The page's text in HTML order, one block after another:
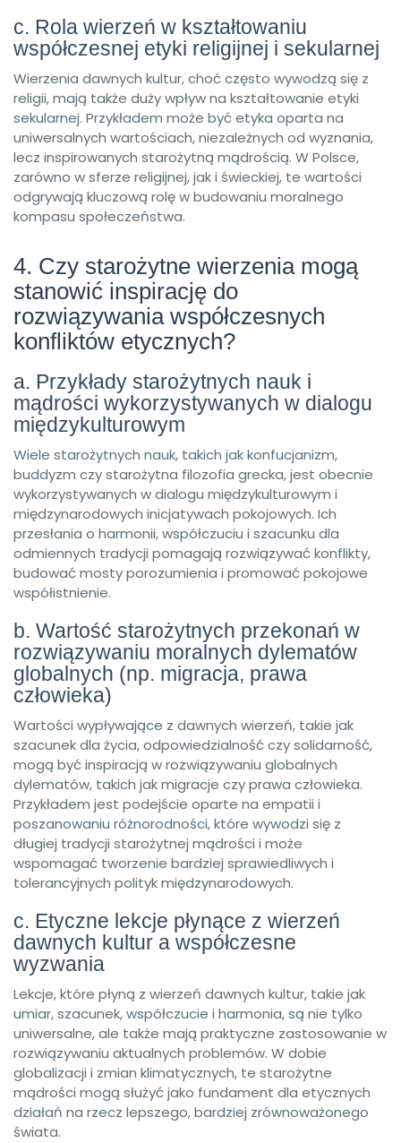
c. Rola wierzeń w kształtowaniu
współczesnej etyki religijnej i sekularnej
Wierzenia dawnych kultur, choć często wywodzą się z
religii, mają także duży wpływ na kształtowanie etyki
sekularnej. Przykładem może być etyka oparta na
uniwersalnych wartościach, niezależnych od wyznania,
lecz inspirowanych starożytną mądrością. W Polsce,
zarówno w sferze religijnej, jak i świeckiej, te wartości
odgrywają kluczową rolę w budowaniu moralnego
kompasu społeczeństwa.
4. Czy starożytne wierzenia mogą
stanowić inspirację do
rozwiązywania współczesnych
konfliktów etycznych?
a. Przykłady starożytnych nauk i
mądrości wykorzystywanych w dialogu
międzykulturowym
Wiele starożytnych nauk, takich jak konfucjanizm,
buddyzm czy starożytna filozofia grecka, jest obecnie
wykorzystywanych w dialogu międzykulturowym i
międzynarodowych inicjatywach pokojowych. Ich
przesłania o harmonii, współczuciu i szacunku dla
odmiennych tradycji pomagają rozwiązywać konflikty,
budować mosty porozumienia i promować pokojowe
współistnienie.
b. Wartość starożytnych przekonań w
rozwiązywaniu moralnych dylematów
globalnych (np. migracja, prawa
człowieka)
Wartości wypływające z dawnych wierzeń, takie jak
szacunek dla życia, odpowiedzialność czy solidarność,
mogą być inspiracją w rozwiązywaniu globalnych
dylematów, takich jak migracje czy prawa człowieka.
Przykładem jest podejście oparte na empatii i
poszanowaniu różnorodności, które wywodzi się z
długiej tradycji starożytnej mądrości i może
wspomagać tworzenie bardziej sprawiedliwych i
tolerancyjnych polityk międzynarodowych.
c. Etyczne lekcje płynące z wierzeń
dawnych kultur a współczesne
wyzwania
Lekcje, które płyną z wierzeń dawnych kultur, takie jak
umiar, szacunek, współczucie i harmonia, są nie tylko
uniwersalne, ale także mają praktyczne zastosowanie w
rozwiązywaniu aktualnych problemów. W dobie
globalizacji i zmian klimatycznych, te starożytne
mądrości mogą służyć jako fundament dla etycznych
działań na rzecz lepszego, bardziej zrównoważonego
świata.